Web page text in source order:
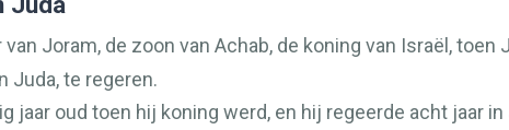
Joram, de zoon van Achab, de koning van Israël, toen
Juda, te regeren.
jaar oud toen hij koning werd, en hij regeerde acht jaar